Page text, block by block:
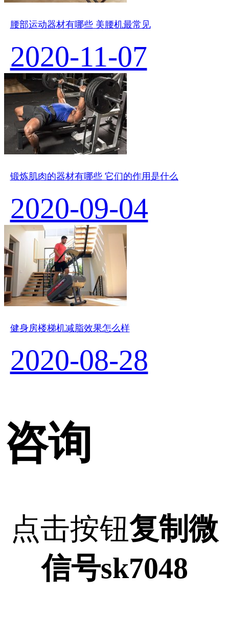
腰部运动器材有哪些 美腰机最常见
2020-11-07
锻炼肌肉的器材有哪些 它们的作用是什么
2020-09-04
健身房楼梯机减脂效果怎么样
2020-08-28
咨询
点击按钮复制微
信号sk7048